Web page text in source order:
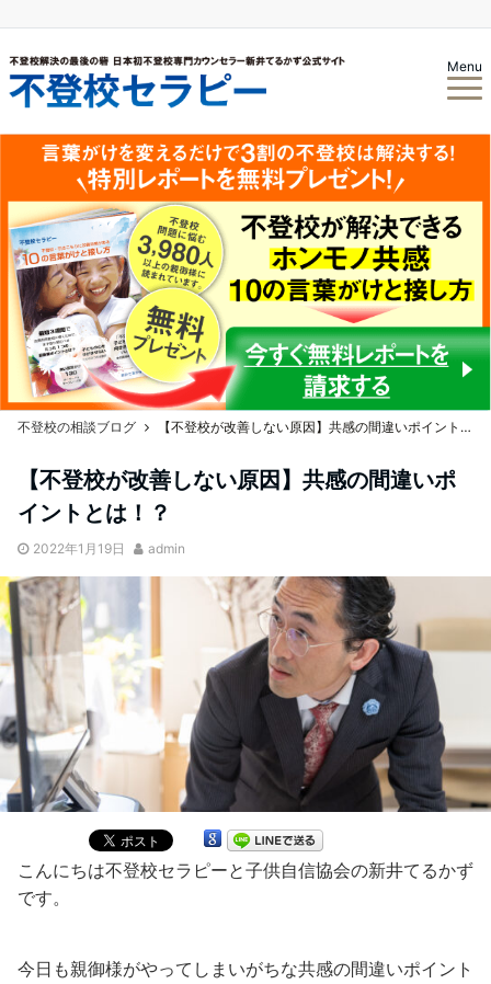
Menu
不登校の相談ブログ 【不登校が改善しない原因】共感の間違いポイントとは！？
【不登校が改善しない原因】共感の間違いポ
イントとは！？
2022年1月19日 admin
こんにちは不登校セラピーと子供自信協会の新井てるかず
です。
今日も親御様がやってしまいがちな共感の間違いポイント